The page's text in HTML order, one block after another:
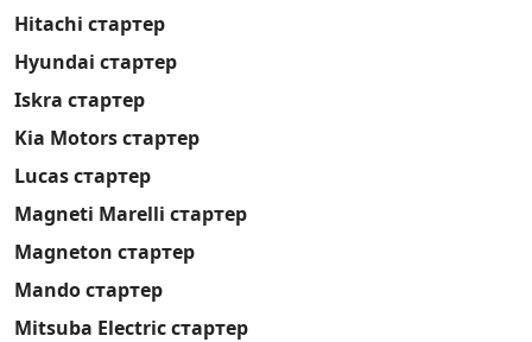
Hitachi стартер
Hyundai стартер
Iskra стартер
Kia Motors стартер
Lucas стартер
Magneti Marelli стартер
Magneton стартер
Mando стартер
Mitsuba Electric стартер